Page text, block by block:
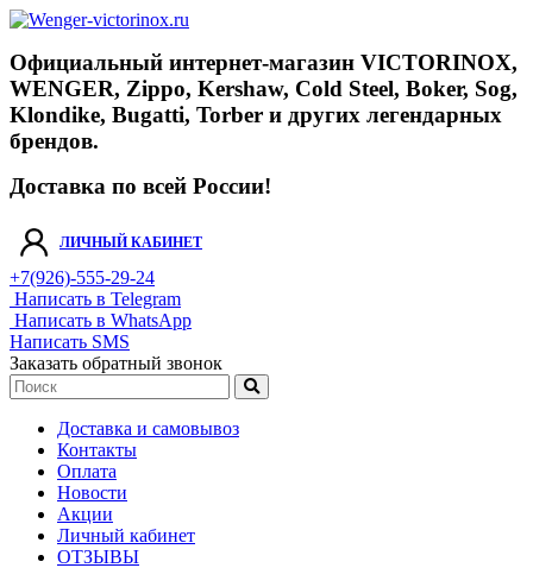
Официальный интернет-магазин VICTORINOX,
WENGER, Zippo, Kershaw, Cold Steel, Boker, Sog,
Klondike, Bugatti, Torber и других легендарных
брендов.
Доставка по всей России!
ЛИЧНЫЙ КАБИНЕТ
+7(926)-555-29-24
Написать в Telegram
Написать в WhatsApp
Написать SMS
Заказать обратный звонок
Доставка и самовывоз
Контакты
Оплата
Новости
Акции
Личный кабинет
ОТЗЫВЫ